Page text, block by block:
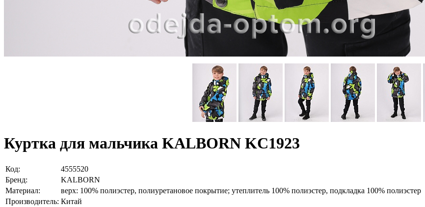
Куртка для мальчика KALBORN KC1923
Код:
4555520
Бренд:
KALBORN
Материал:
верх: 100% полиэстер, полиуретановое покрытие; утеплитель 100% полиэстер, подкладка 100% полиэстер
Производитель: Китай